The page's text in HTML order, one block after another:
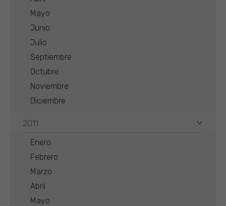
Mayo
Junio
Julio
Septiembre
Octubre
Noviembre
Diciembre
2011
Enero
Febrero
Marzo
Abril
Mayo